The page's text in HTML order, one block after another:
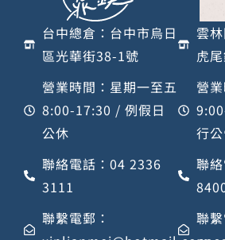
台中總倉：台中市烏日
區光華街38-1號
營業時間：星期一至五
8:00-17:30 / 例假日
公休
聯絡電話：04 2336
3111
聯繫電郵：
雲
虎
營
行
聯
聯繫